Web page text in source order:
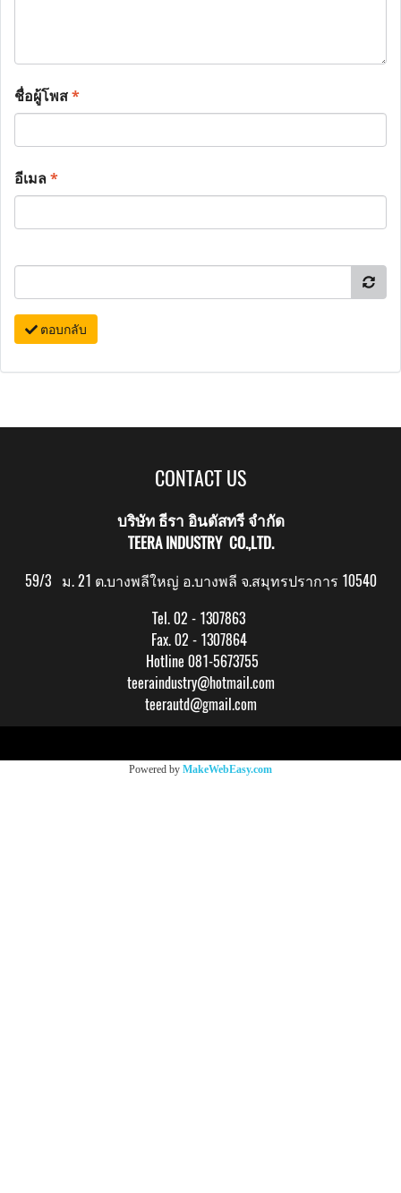
ชื่อผู้โพส*
อีเมล*
ตอบกลับ
CONTACT US
บริษัท ธีรา อินดัสทรี จำกัด
TEERA INDUSTRY CO.,LTD.
59/3 ม. 21 ต.บางพลีใหญ่ อ.บางพลี จ.สมุทรปราการ 10540
Tel. 02 - 1307863
Fax. 02 - 1307864
Hotline 081-5673755
teeraindustry@hotmail.com
teerautd@gmail.com
Powered by MakeWebEasy.com